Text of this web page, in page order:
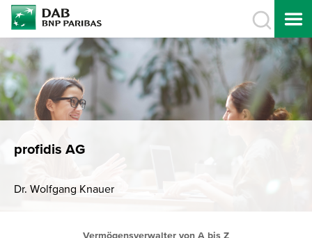
profidis AG
Dr. Wolfgang Knauer
Vermögensverwalter von A bis Z